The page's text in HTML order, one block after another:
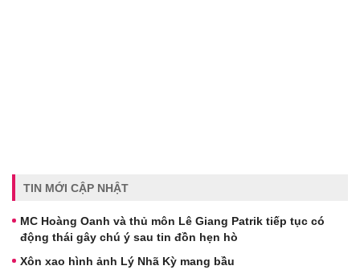
TIN MỚI CẬP NHẬT
MC Hoàng Oanh và thủ môn Lê Giang Patrik tiếp tục có
động thái gây chú ý sau tin đồn hẹn hò
Xôn xao hình ảnh Lý Nhã Kỳ mang bầu